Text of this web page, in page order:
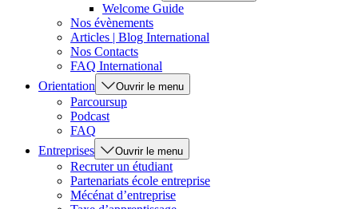
Welcome Guide
Nos évènements
Articles | Blog International
Nos Contacts
FAQ International
Orientation
Ouvrir le menu
Parcoursup
Podcast
FAQ
Entreprises
Ouvrir le menu
Recruter un étudiant
Partenariats école entreprise
Mécénat d’entreprise